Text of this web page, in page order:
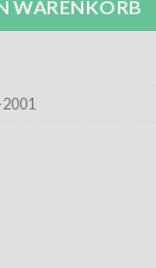
WARENKORB